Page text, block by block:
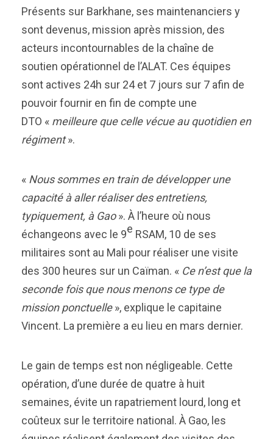
Présents sur Barkhane, ses maintenanciers y
sont devenus, mission après mission, des
acteurs incontournables de la chaîne de
soutien opérationnel de l’ALAT. Ces équipes
sont actives 24h sur 24 et 7 jours sur 7 afin de
pouvoir fournir en fin de compte une
DTO « meilleure que celle vécue au quotidien en
régiment».
« Nous sommes en train de développer une
capacité à aller réaliser des entretiens,
typiquement, à Gao». À l’heure où nous
échangeons avec le 9e RSAM, 10 de ses
militaires sont au Mali pour réaliser une visite
des 300 heures sur un Caïman. « Ce n’est que la
seconde fois que nous menons ce type de
mission ponctuelle», explique le capitaine
Vincent. La première a eu lieu en mars dernier.
Le gain de temps est non négligeable. Cette
opération, d’une durée de quatre à huit
semaines, évite un rapatriement lourd, long et
coûteux sur le territoire national. À Gao, les